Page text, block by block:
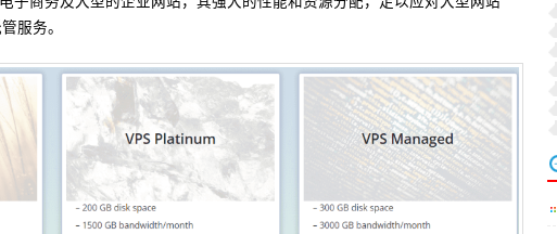
服务。